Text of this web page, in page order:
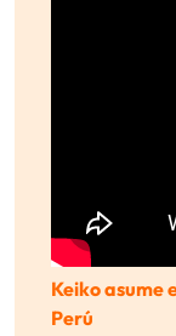
Keiko asume
Perú